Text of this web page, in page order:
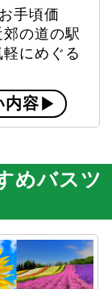
】食いしん坊
つりとホタテ食
夏の満腹日帰
手頃価
の道の駅
にめぐる
内容
めバスツ